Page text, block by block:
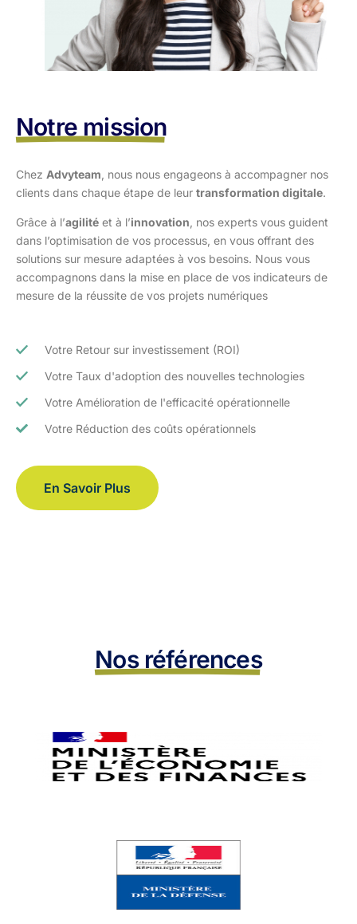
Notre mission
Chez Advyteam , nous nous engageons à accompagner nos
clients dans chaque étape de leur transformation digitale.
Grâce à l’agilité et à l’innovation , nos experts vous guident
dans l’optimisation de vos processus, en vous offrant des
solutions sur mesure adaptées à vos besoins. Nous vous
accompagnons dans la mise en place de vos indicateurs de
mesure de la réussite de vos projets numériques
Votre Retour sur investissement (ROI)
Votre Taux d'adoption des nouvelles technologies
Votre Amélioration de l'efficacité opérationnelle
Votre Réduction des coûts opérationnels
En Savoir Plus
Nos références